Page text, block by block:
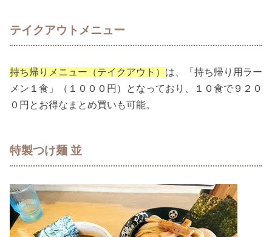
テイクアウトメニュー
持ち帰りメニュー（テイクアウト） は、「持ち帰り用ラー
メン１食」（１０００円）となっており、１０食で９２０
０円とお得なまとめ買いも可能。
特製つけ麺 並